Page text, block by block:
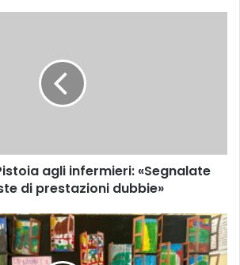
agli infermieri: «Segnalate
di prestazioni dubbie»